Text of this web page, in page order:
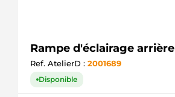
Rampe d'éclairage arrière
Ref. AtelierD : 2001689
Disponible